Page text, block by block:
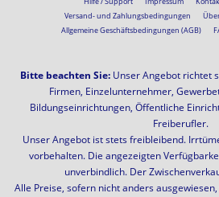
Versand- und Zahlungsbedingungen
Allgemeine Geschäftsbedingungen (AGB)
Bitte beachten Sie:Unser Angebot richtet
Firmen, Einzelunternehmer,
Bildungseinrichtungen, Öffentliche
Freiberufler.
Unser Angebot ist stets freibleibend.
vorbehalten. Die angezeigten
unverbindlich. Der
Alle Preise, sofern nicht anders